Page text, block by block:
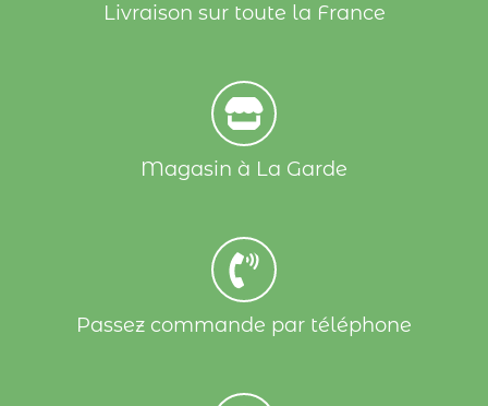
Livraison sur toute la France
Magasin à La Garde
Passez commande par téléphone